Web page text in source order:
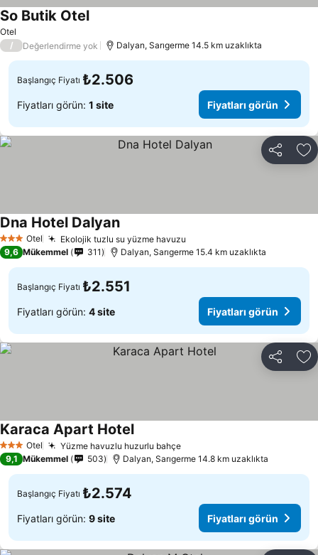
Otel
So Butik Otel
/ Değerlendirme yok Dalyan, Sarıgerme 14.5 km uzaklıkta
Başlangıç Fiyatı ₺2.506
Fiyatları görün: 1 site Fiyatları görün
Paylaş
3 YıldızOtel Ekolojik tuzlu su yüzme havuzu
Dna Hotel Dalyan
9,6 Mükemmel 311 Dalyan, Sarıgerme 15.4 km uzaklıkta
Başlangıç Fiyatı ₺2.551
Fiyatları görün: 4 site Fiyatları görün
Paylaş
3 YıldızOtel Yüzme havuzlu huzurlu bahçe
Karaca Apart Hotel
9,1 Mükemmel 503 Dalyan, Sarıgerme 14.8 km uzaklıkta
Başlangıç Fiyatı ₺2.574
Fiyatları görün: 9 site Fiyatları görün